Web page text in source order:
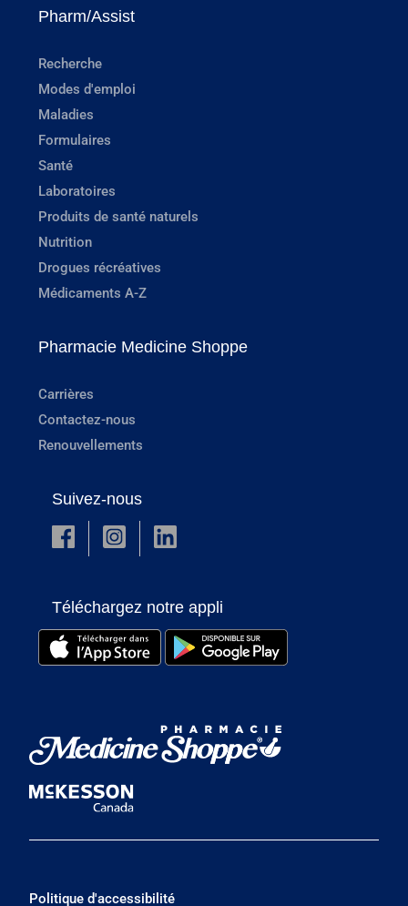
Pharm/Assist
Recherche
Modes d'emploi
Maladies
Formulaires
Santé
Laboratoires
Produits de santé naturels
Nutrition
Drogues récréatives
Médicaments A-Z
Pharmacie Medicine Shoppe
Carrières
Contactez-nous
Renouvellements
Suivez-nous
Téléchargez notre appli
Politique d'accessibilité